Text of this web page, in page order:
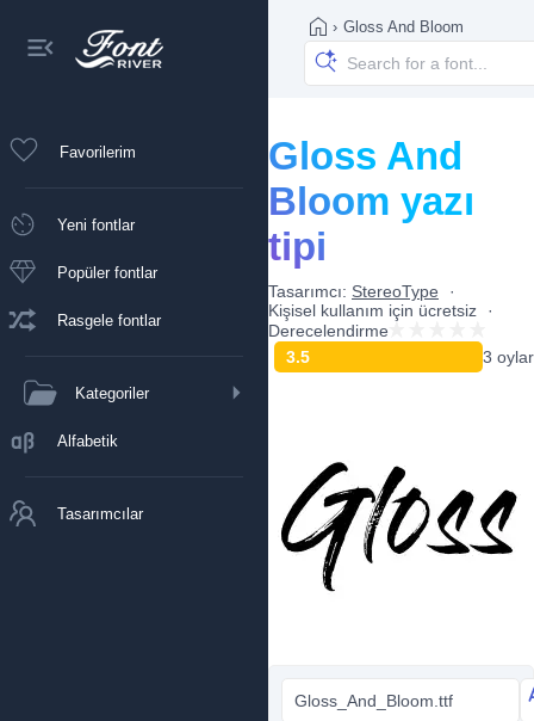
Favorilerim
Yeni fontlar
Popüler fontlar
Rasgele fontlar
Kategoriler
Alfabetik
Tasarımcılar
› Gloss And Bloom
Gloss And
Bloom yazı
tipi
Tasarımcı: StereoType
Kişisel kullanım için ücretsiz
Derecelendirme
3.5
3 oylar
Gloss_And_Bloom.ttf